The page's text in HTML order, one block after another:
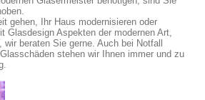
gehen, Ihr Haus modernisieren oder
Glasdesign Aspekten der modernen Art,
beraten Sie gerne. Auch bei Notfall
stehen wir Ihnen immer und zu